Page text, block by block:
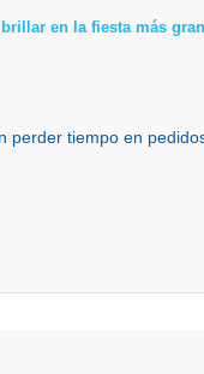
en la fiesta más
tiempo en